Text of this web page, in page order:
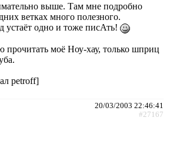
выше. Там мне подробно
ветках много полезного.
устаёт одно и тоже писАть!
прочитать моё Ноу-хау, только шприц
petroff]
20/03/2003 22:46:41
#27167